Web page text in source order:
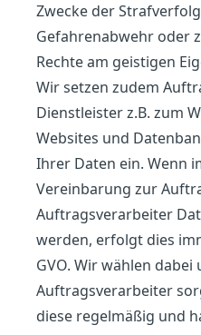
Zwecke der
Gefahrenabwehr oder
Rechte am geistigen
Wir setzen zudem
Dienstleister z.B. zum
Websites und
Ihrer Daten ein. Wenn
Vereinbarung zur
Auftragsverarbeiter
werden, erfolgt dies
GVO. Wir wählen dabei
Auftragsverarbeiter
diese regelmäßig und